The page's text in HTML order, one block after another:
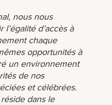
nous nous
d’accès à
chaque
opportunités à
un environnement
de nos
et célébrées.
dans le